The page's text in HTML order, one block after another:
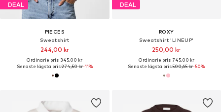
DEAL
PIECES
Sweatshirt
244,00 kr
Ordinarie pris: 345,00 kr
Senaste lägsta pris:274,50 kr-11%
DEAL
ROXY
Sweatshirt 'LINEUP'
250,00 kr
Ordinarie pris: 745,00 kr
Senaste lägsta pris:500,65 kr-50%